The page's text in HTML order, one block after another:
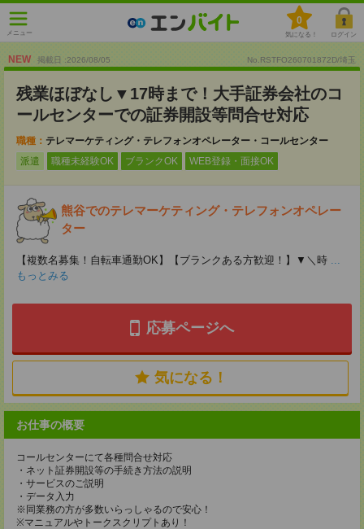
メニュー
0
気になる！ ログイン
NEW 掲載日 :2026/08/05 No.RSTFO260701872D/埼玉
残業ほぼなし▼17時まで！大手証券会社のコ
ールセンターでの証券開設等問合せ対応
職種： テレマーケティング・テレフォンオペレーター・コールセンター
派遣
職種未経験OK ブランクOK WEB登録・面接OK
熊谷でのテレマーケティング・テレフォンオペレー
ター
【複数名募集！自転車通勤OK】【ブランクある方歓迎！】▼＼時 ...
もっとみる
応募ページへ
気になる！
お仕事の概要
コールセンターにて各種問合せ対応
・ネット証券開設等の手続き方法の説明
・サービスのご説明
・データ入力
※同業務の方が多数いらっしゃるので安心！
※マニュアルやトークスクリプトあり！